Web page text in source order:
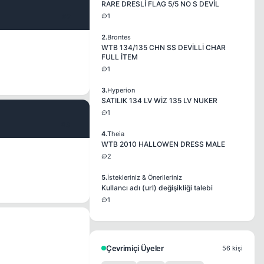
RARE DRESLİ FLAG 5/5 NO S DEVİL
1
2.Brontes
WTB 134/135 CHN SS DEVİLLİ CHAR
FULL İTEM
1
3.Hyperion
SATILIK 134 LV WİZ 135 LV NUKER
1
4.Theia
WTB 2010 HALLOWEN DRESS MALE
2
5.İstekleriniz & Önerileriniz
Kullancı adı (url) değişikliği talebi
1
Çevrimiçi Üyeler 56 kişi